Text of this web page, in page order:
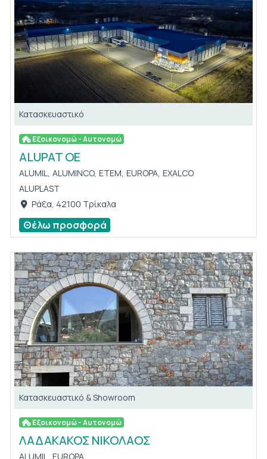
Κατασκευαστικό
Εξοικονομώ - Αυτονομώ
ALUPAT OE
ALUMIL, ALUMINCO, ETEM, EUROPA, EXALCO
ALUPLAST
Ράξα, 42100 Τρίκαλα
Θέλω προσφορά
Κατασκευαστικό & Showroom
Εξοικονομώ - Αυτονομώ
ΛΑΔΑΚΑΚΟΣ ΝΙΚΟΛΑΟΣ
ALUMIL, EUROPA